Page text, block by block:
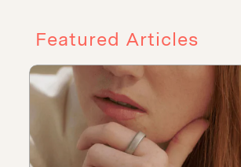
Featured Articles